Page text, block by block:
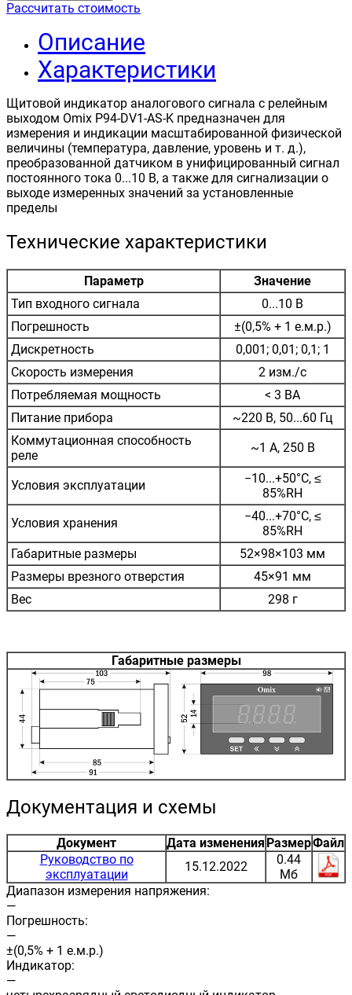
Рассчитать стоимость
Описание
Характеристики
Щитовой индикатор аналогового сигнала с релейным
выходом Omix P94­-DV1-­AS­-K предназначен для
измерения и индикации масштабированной физической
величины (температура, давление, уровень и т. д.),
преобразованной датчиком в унифицированный сигнал
постоянного тока 0...10 В, а также для сигнализации о
выходе измеренных значений за установленные
пределы
Технические характеристики
Параметр
Значение
Тип входного сигнала
0...10 В
Погрешность
±(0,5% + 1 е.м.р.)
Дискретность
0,001; 0,01; 0,1; 1
Скорость измерения
2 изм./с
Потребляемая мощность
< 3 ВА
Питание прибора
~220 В, 50...60 Гц
Коммутационная способность
реле
~1 А, 250 В
Условия эксплуатации
−10...+50°С, ≤
85%RH
Условия хранения
−40...+70°С, ≤
85%RH
Габаритные размеры
52×98×103 мм
Размеры врезного отверстия
45×91 мм
Вес
298 г
Габаритные размеры
Документация и схемы
Документ Дата изменения РазмерФайл
Руководство по
эксплуатации
15.12.2022
0.44
Мб
Диапазон измерения напряжения:
—
Погрешность:
—
±(0,5% + 1 е.м.р.)
Индикатор:
—